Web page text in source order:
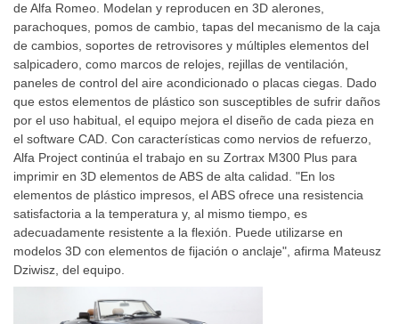
de Alfa Romeo. Modelan y reproducen en 3D alerones,
parachoques, pomos de cambio, tapas del mecanismo de la caja
de cambios, soportes de retrovisores y múltiples elementos del
salpicadero, como marcos de relojes, rejillas de ventilación,
paneles de control del aire acondicionado o placas ciegas. Dado
que estos elementos de plástico son susceptibles de sufrir daños
por el uso habitual, el equipo mejora el diseño de cada pieza en
el software CAD. Con características como nervios de refuerzo,
Alfa Project continúa el trabajo en su Zortrax M300 Plus para
imprimir en 3D elementos de ABS de alta calidad. "En los
elementos de plástico impresos, el ABS ofrece una resistencia
satisfactoria a la temperatura y, al mismo tiempo, es
adecuadamente resistente a la flexión. Puede utilizarse en
modelos 3D con elementos de fijación o anclaje", afirma Mateusz
Dziwisz, del equipo.